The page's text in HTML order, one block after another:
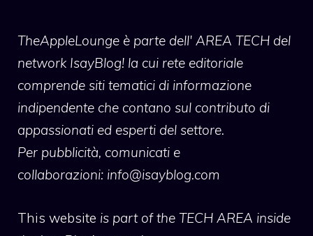
TheAppleLounge è parte dell' AREA TECH del
network IsayBlog! la cui rete editoriale
comprende siti tematici di informazione
indipendente che contano sul contributo di
appassionati ed esperti del settore.
Per pubblicità, comunicati e
collaborazioni: info@isayblog.com
This website is part of the TECH AREA inside